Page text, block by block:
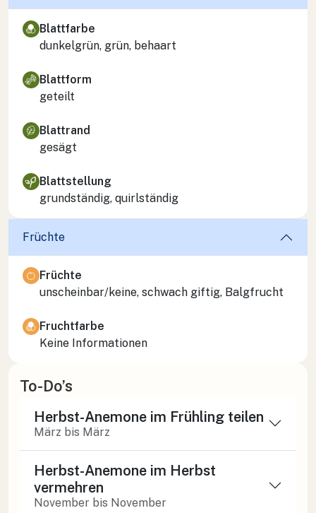
Blattfarbe
dunkelgrün, grün, behaart
Blattform
geteilt
Blattrand
gesägt
Blattstellung
grundständig, quirlständig
Früchte
Früchte
unscheinbar/keine, schwach giftig, Balgfrucht
Fruchtfarbe
Keine Informationen
To-Do’s
Herbst-Anemone im Frühling teilen
März bis März
Herbst-Anemone im Herbst
vermehren
November bis November